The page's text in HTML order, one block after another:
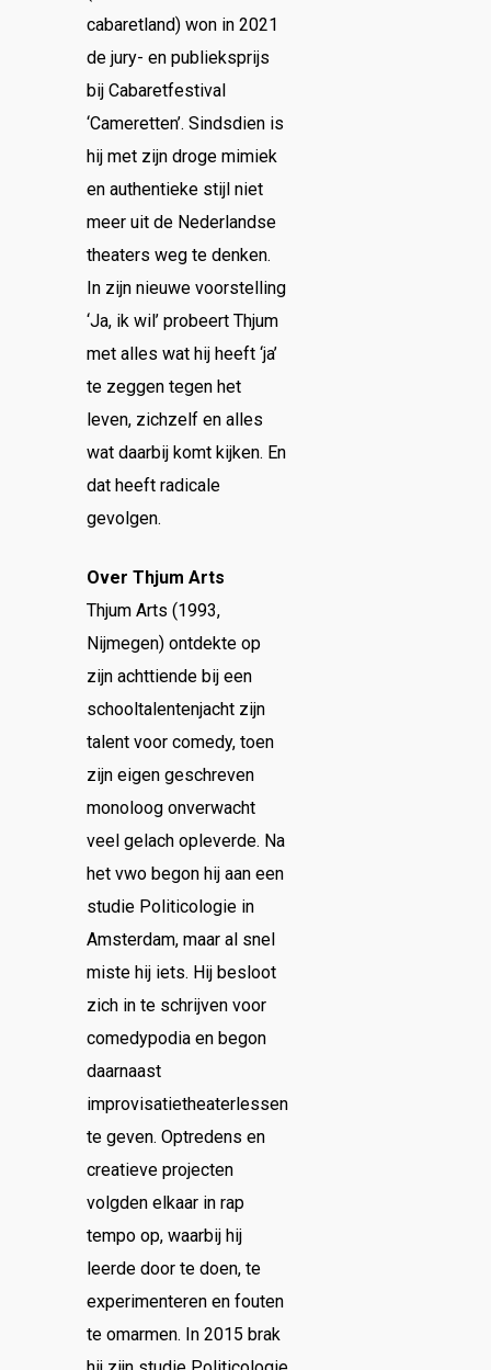
cabaretland) won in 2021
de jury- en publieksprijs
bij Cabaretfestival
‘Cameretten’. Sindsdien is
hij met zijn droge mimiek
en authentieke stijl niet
meer uit de Nederlandse
theaters weg te denken.
In zijn nieuwe voorstelling
‘Ja, ik wil’ probeert Thjum
met alles wat hij heeft ‘ja’
te zeggen tegen het
leven, zichzelf en alles
wat daarbij komt kijken. En
dat heeft radicale
gevolgen.
Over Thjum Arts
Thjum Arts (1993,
Nijmegen) ontdekte op
zijn achttiende bij een
schooltalentenjacht zijn
talent voor comedy, toen
zijn eigen geschreven
monoloog onverwacht
veel gelach opleverde. Na
het vwo begon hij aan een
studie Politicologie in
Amsterdam, maar al snel
miste hij iets. Hij besloot
zich in te schrijven voor
comedypodia en begon
daarnaast
improvisatietheaterlessen
te geven. Optredens en
creatieve projecten
volgden elkaar in rap
tempo op, waarbij hij
leerde door te doen, te
experimenteren en fouten
te omarmen. In 2015 brak